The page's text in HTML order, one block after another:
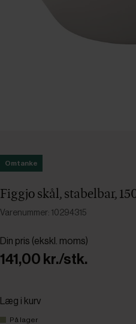
Omtanke
Figgjo skål, stabelbar,
Varenummer: 10294315
Din pris (ekskl. moms)
141,00 kr./stk.
Læg i kurv
På lager